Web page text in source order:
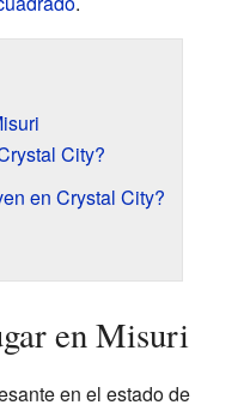
City?
en Crystal City?
en Misuri
en el estado de